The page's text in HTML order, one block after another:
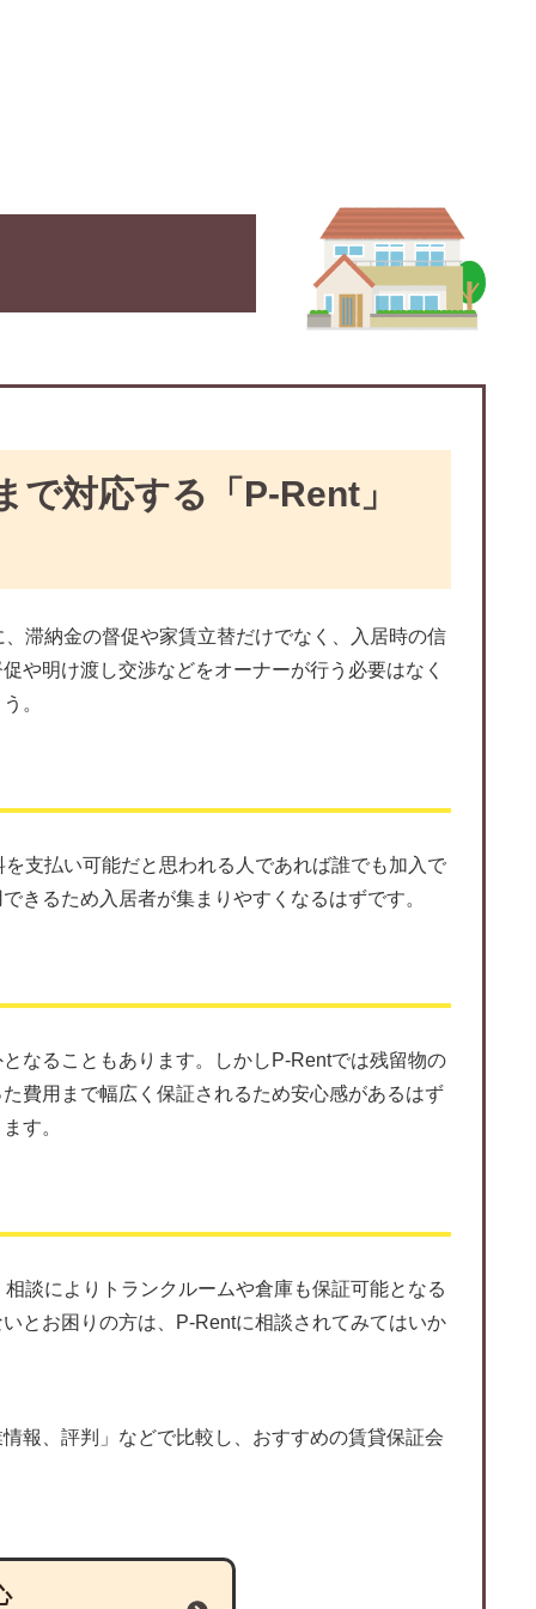
で対応する「P-Rent」
滞納金の督促や家賃立替だけでなく、入居時の信
や明け渡し交渉などをオーナーが行う必要はなく
。
支払い可能だと思われる人であれば誰でも加入で
きるため入居者が集まりやすくなるはずです。
なることもあります。しかしP-Rentでは残留物の
費用まで幅広く保証されるため安心感があるはず
す。
談によりトランクルームや倉庫も保証可能となる
とお困りの方は、P-Rentに相談されてみてはいか
報、評判」などで比較し、おすすめの賃貸保証会